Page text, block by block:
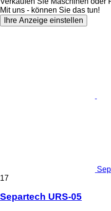
Mit uns - können Sie das tun!
Ihre Anzeige einstellen
17
Separtech URS-05